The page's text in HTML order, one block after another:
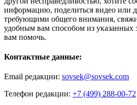
информацию, поделиться видео или
требующими общего внимания,
удобным вам способом из указанных
вам помочь.
Контактные данные:
Email редакции: sovsek@sovsek.com
Телефон редакции: +7 (499) 288-00-72